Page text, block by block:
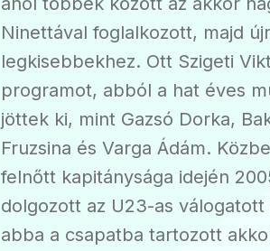
Ninettával foglalkozott, majd
legkisebbekhez. Ott Szigeti
programot, abból a hat éves
jöttek ki, mint Gazsó Dorka,
Fruzsina és Varga Ádám.
felnőtt kapitánysága idején
dolgozott az U23-as
abba a csapatba tartozott